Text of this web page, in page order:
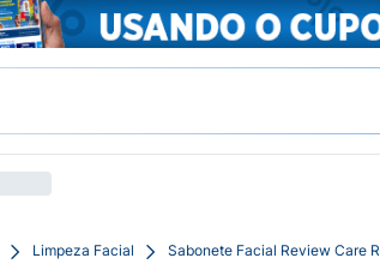
Limpeza Facial Sabonete Facial Review Care